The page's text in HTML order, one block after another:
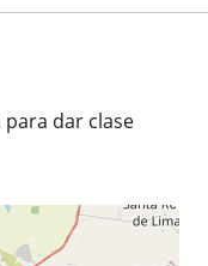
para dar clase